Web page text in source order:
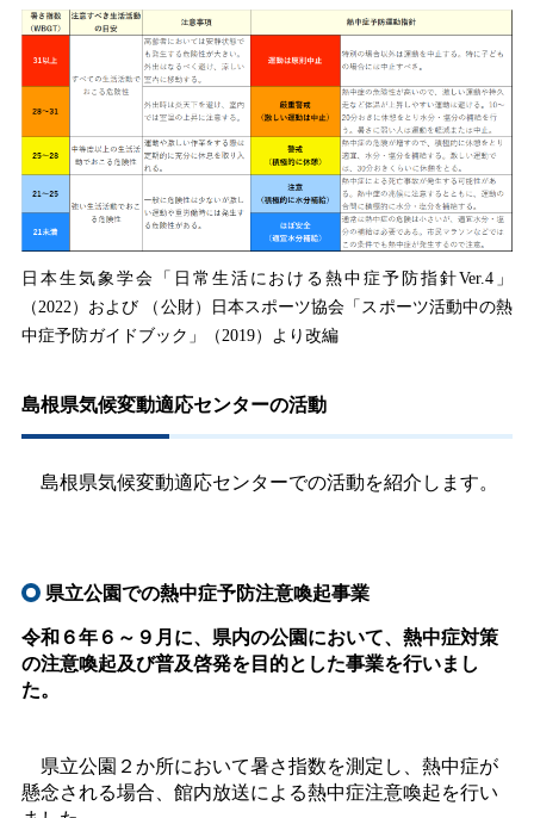
日本生気象学会「日常生活における熱中症予防指針Ver.4」
（2022）および
（公財）日本スポーツ協会「スポーツ活動中の熱
中症予防ガイドブック」（2019）より改編
島根県気候変動適応センターの活動
島根県気候変動適応センターでの活動を紹介します。
県立公園での熱中症予防注意喚起事業
令和６年６～９月に、県内の公園において、熱中症対策
の注意喚起及び普及啓発を目的とした事業を行いまし
た。
県立公園２か所において暑さ指数を測定し、熱中症が
懸念される場合、館内放送による熱中症注意喚起を行い